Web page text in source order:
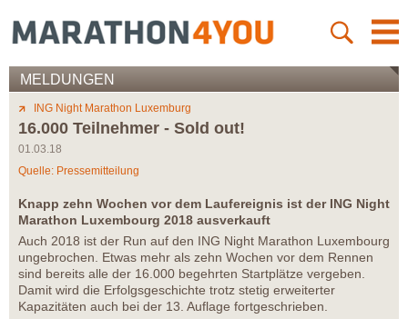
MELDUNGEN
ING Night Marathon Luxemburg
16.000 Teilnehmer - Sold out!
01.03.18
Quelle: Pressemitteilung
Knapp zehn Wochen vor dem Laufereignis ist der ING Night
Marathon Luxembourg 2018 ausverkauft
Auch 2018 ist der Run auf den ING Night Marathon Luxembourg
ungebrochen. Etwas mehr als zehn Wochen vor dem Rennen
sind bereits alle der 16.000 begehrten Startplätze vergeben.
Damit wird die Erfolgsgeschichte trotz stetig erweiterter
Kapazitäten auch bei der 13. Auflage fortgeschrieben.